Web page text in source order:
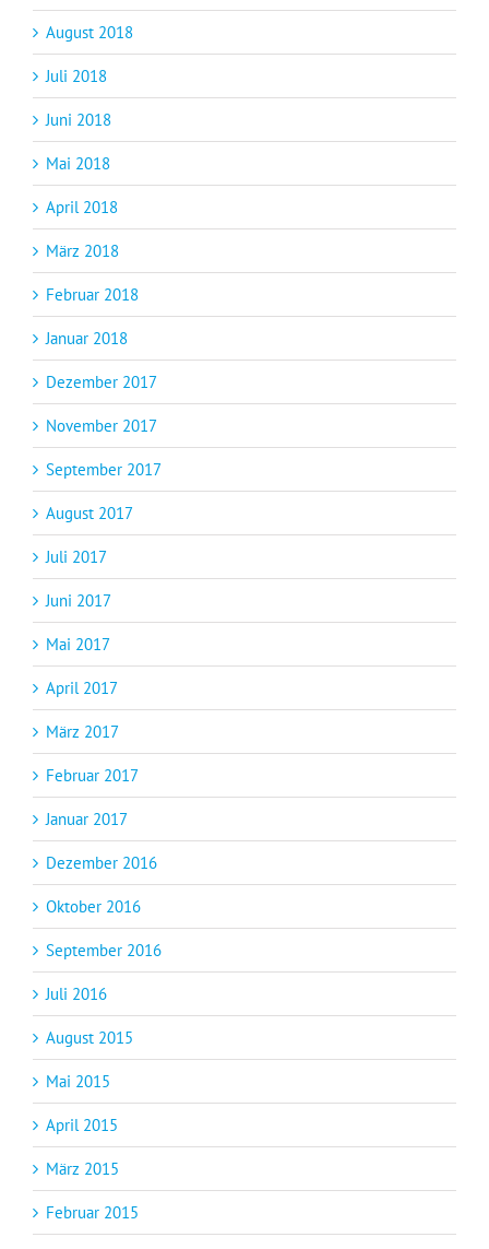
August 2018
Juli 2018
Juni 2018
Mai 2018
April 2018
März 2018
Februar 2018
Januar 2018
Dezember 2017
November 2017
September 2017
August 2017
Juli 2017
Juni 2017
Mai 2017
April 2017
März 2017
Februar 2017
Januar 2017
Dezember 2016
Oktober 2016
September 2016
Juli 2016
August 2015
Mai 2015
April 2015
März 2015
Februar 2015